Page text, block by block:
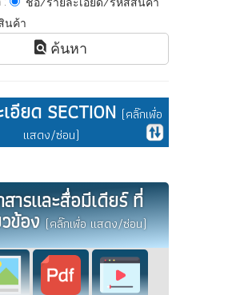
ชื่อ/รายละเอียด/รหัสสินค้า
นค้า
ค้นหา
อียด SECTION (คลิ๊กเพื่อ
แสดง/ซ่อน)
สารและสื่อมีเดียร์ ที่
ข้อง(คลิ๊กเพื่อ แสดง/ซ่อน)